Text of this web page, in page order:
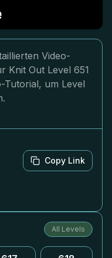
Video-
Knit Out Level 651
Tutorial, um Level
Copy Link
All Levels